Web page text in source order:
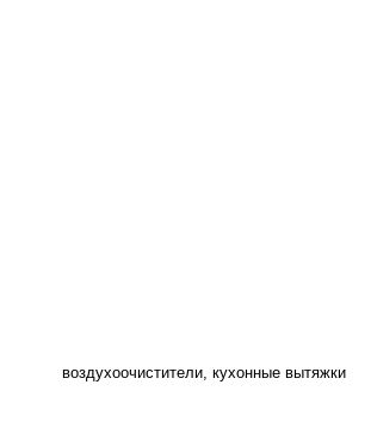
воздухоочистители, кухонные вытяжки